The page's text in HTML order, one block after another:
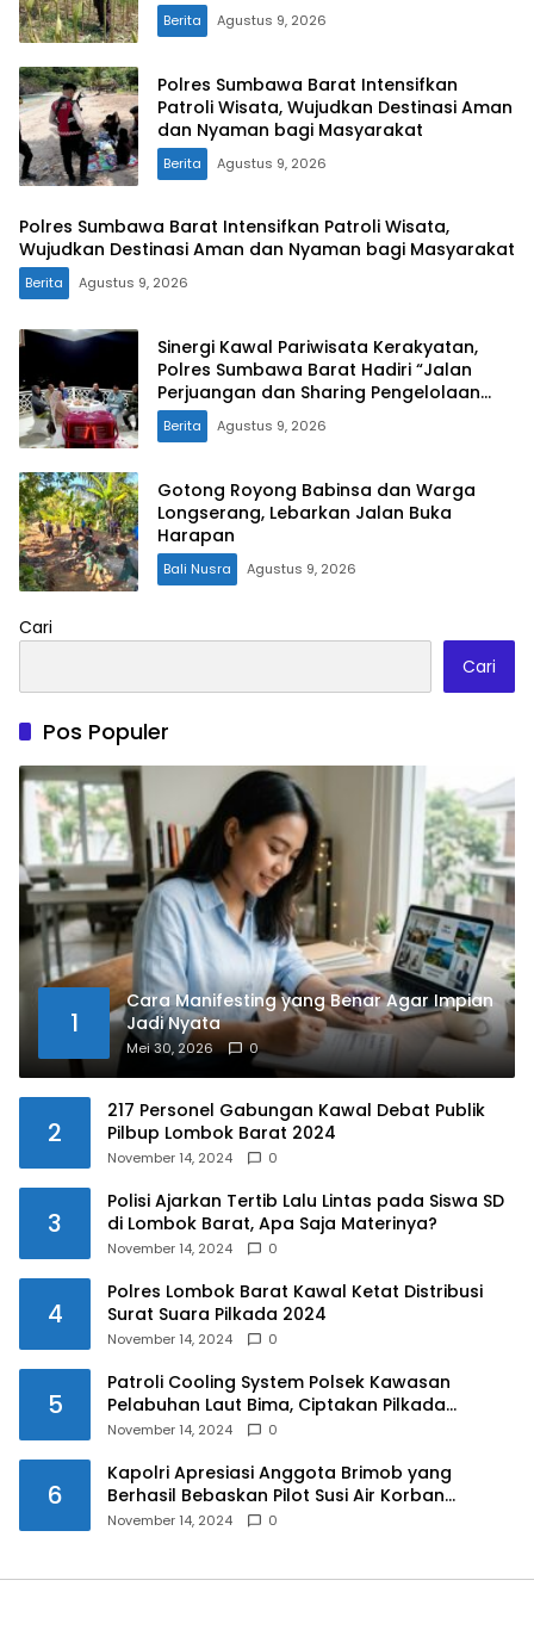
Berita Agustus 9, 2026
Polres Sumbawa Barat Intensifkan
Patroli Wisata, Wujudkan Destinasi Aman
dan Nyaman bagi Masyarakat
Berita Agustus 9, 2026
Polres Sumbawa Barat Intensifkan Patroli Wisata,
Wujudkan Destinasi Aman dan Nyaman bagi Masyarakat
Berita Agustus 9, 2026
Sinergi Kawal Pariwisata Kerakyatan,
Polres Sumbawa Barat Hadiri “Jalan
Perjuangan dan Sharing Pengelolaan
Pariwisata Bendungan Tiu Suntuk”
Berita Agustus 9, 2026
Gotong Royong Babinsa dan Warga
Longserang, Lebarkan Jalan Buka
Harapan
Bali Nusra Agustus 9, 2026
Cari
Cari
Pos Populer
1
Cara Manifesting yang Benar Agar Impian
Jadi Nyata
Mei 30, 2026 0
2
217 Personel Gabungan Kawal Debat Publik
Pilbup Lombok Barat 2024
November 14, 2024 0
3
Polisi Ajarkan Tertib Lalu Lintas pada Siswa SD
di Lombok Barat, Apa Saja Materinya?
November 14, 2024 0
4
Polres Lombok Barat Kawal Ketat Distribusi
Surat Suara Pilkada 2024
November 14, 2024 0
5
Patroli Cooling System Polsek Kawasan
Pelabuhan Laut Bima, Ciptakan Pilkada
Serentak 2024 yang Aman dan Damai
November 14, 2024 0
6
Kapolri Apresiasi Anggota Brimob yang
Berhasil Bebaskan Pilot Susi Air Korban
Penyanderaan KKB
November 14, 2024 0